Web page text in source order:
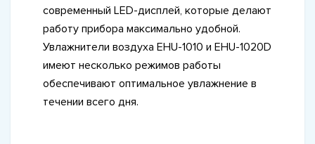
современный LED-дисплей, которые делают
работу прибора максимально удобной.
Увлажнители воздуха EHU-1010 и EHU-1020D
имеют несколько режимов работы
обеспечивают оптимальное увлажнение в
течении всего дня.